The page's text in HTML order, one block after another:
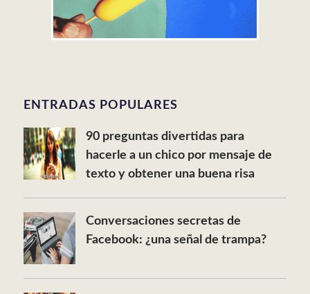
ENTRADAS POPULARES
90 preguntas divertidas para
hacerle a un chico por mensaje de
texto y obtener una buena risa
Conversaciones secretas de
Facebook: ¿una señal de trampa?